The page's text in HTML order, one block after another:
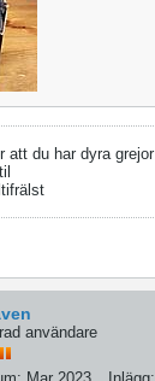
att du har dyra grejor
användare